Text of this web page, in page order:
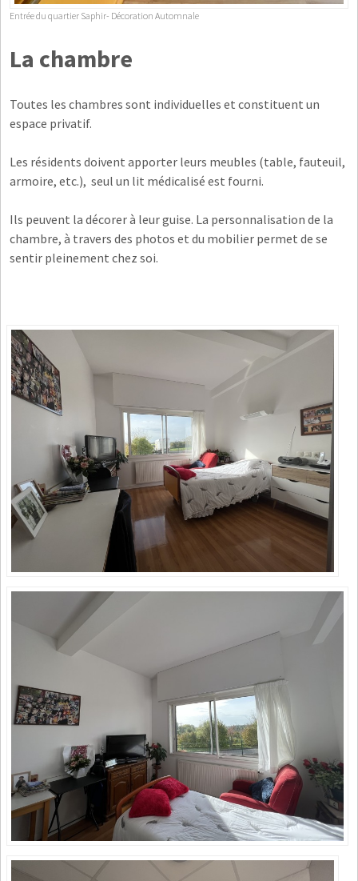
Entrée du quartier Saphir- Décoration Automnale
La chambre
Toutes les chambres sont individuelles et constituent un
espace privatif.
Les résidents doivent apporter leurs meubles (table, fauteuil,
armoire, etc.), seul un lit médicalisé est fourni.
Ils peuvent la décorer à leur guise. La personnalisation de la
chambre, à travers des photos et du mobilier permet de se
sentir pleinement chez soi.